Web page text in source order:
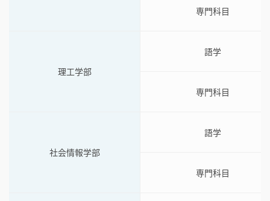
専門科目
理工学部
語学
専門科目
社会情報学部
語学
専門科目